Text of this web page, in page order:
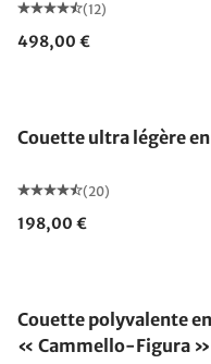
(12)
498,00 €
Couette ultra légère
(20)
198,00 €
Couette polyvalente
« Cammello-Figura »